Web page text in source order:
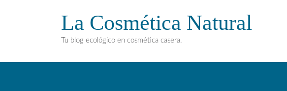
La Cosmética Natural
Tu blog ecológico en cosmética casera.